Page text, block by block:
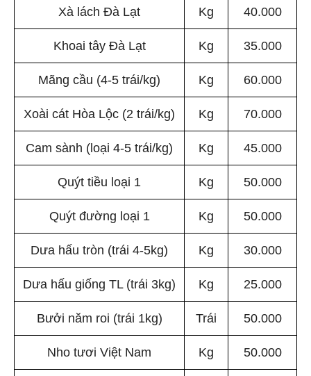
Xà lách Đà Lạt Kg 40.000
Khoai tây Đà Lạt Kg 35.000
Mãng cầu (4-5 trái/kg) Kg 60.000
Xoài cát Hòa Lộc (2 trái/kg) Kg 70.000
Cam sành (loại 4-5 trái/kg) Kg 45.000
Quýt tiều loại 1 Kg 50.000
Quýt đường loại 1 Kg 50.000
Dưa hấu tròn (trái 4-5kg) Kg 30.000
Dưa hấu giống TL (trái 3kg) Kg 25.000
Bưởi năm roi (trái 1kg) Trái 50.000
Nho tươi Việt Nam Kg 50.000